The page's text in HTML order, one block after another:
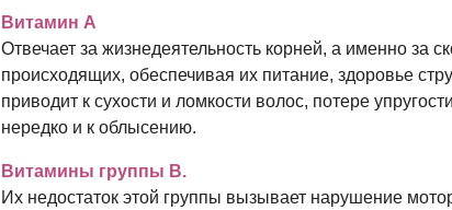
Витамин A
Отвечает за жизнедеятельность корней, а именно за
происходящих, обеспечивая их питание, здоровье
приводит к сухости и ломкости волос, потере
нередко и к облысению.
Витамины группы B.
Их недостаток этой группы вызывает нарушение